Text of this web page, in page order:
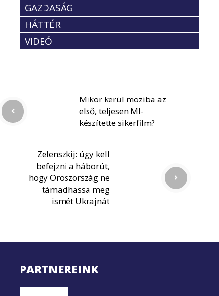
GAZDASÁG
HÁTTÉR
VIDEÓ
Mikor kerül moziba az
első, teljesen MI-
készítette sikerfilm?
Zelenszkij: úgy kell
befejzni a háborút,
hogy Oroszország ne
támadhassa meg
ismét Ukrajnát
PARTNEREINK